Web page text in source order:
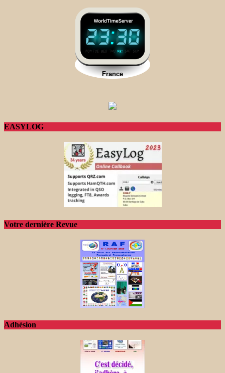
EASYLOG
Votre dernière Revue
Adhésion